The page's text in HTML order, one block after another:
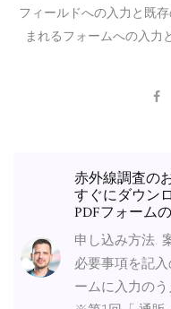
フィールドへの入力と既
まれるフォームへの入力
赤外線調査の
すぐにダウン
PDFフォーム
申し込み方法.
必要事項を記
ームに入力のう